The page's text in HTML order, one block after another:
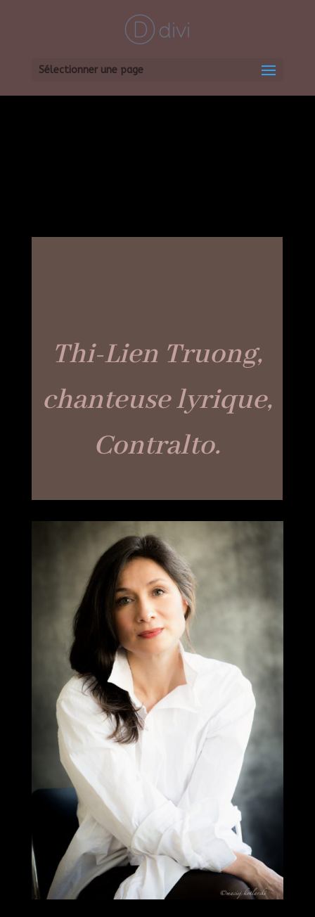
Sélectionner une page
Thi-Lien Truong,
chanteuse lyrique,
Contralto.